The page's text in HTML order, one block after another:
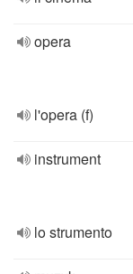
opera
l'opera (f)
instrument
lo strumento